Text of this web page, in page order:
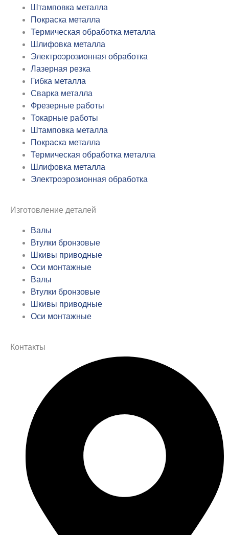
Штамповка металла
Покраска металла
Термическая обработка металла
Шлифовка металла
Электроэрозионная обработка
Лазерная резка
Гибка металла
Сварка металла
Фрезерные работы
Токарные работы
Штамповка металла
Покраска металла
Термическая обработка металла
Шлифовка металла
Электроэрозионная обработка
Изготовление деталей
Валы
Втулки бронзовые
Шкивы приводные
Оси монтажные
Валы
Втулки бронзовые
Шкивы приводные
Оси монтажные
Контакты